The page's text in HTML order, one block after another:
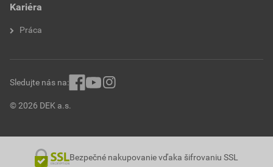
Kariéra
Práca
© 2026 DEK a.s.
Sledujte nás na:
Bezpečné nakupovanie vďaka šifrovaniu SSL